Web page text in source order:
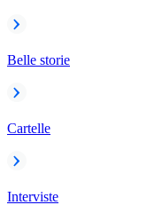
Belle storie
Cartelle
Interviste